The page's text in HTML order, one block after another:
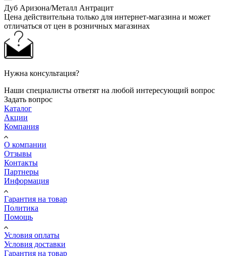
Дуб Аризона/Металл Антрацит
Цена действительна только для интернет-магазина и может
отличаться от цен в розничных магазинах
Нужна консультация?
Наши специалисты ответят на любой интересующий вопрос
Задать вопрос
Каталог
Акции
Компания
О компании
Отзывы
Контакты
Партнеры
Информация
Гарантия на товар
Политика
Помощь
Условия оплаты
Условия доставки
Гарантия на товар